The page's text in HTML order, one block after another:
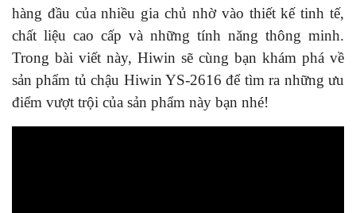
hàng đầu của nhiều gia chủ nhờ vào thiết kế tinh tế,
chất liệu cao cấp và những tính năng thông minh.
Trong bài viết này, Hiwin sẽ cùng bạn khám phá về
sản phẩm tủ chậu Hiwin YS-2616 để tìm ra những ưu
điểm vượt trội của sản phẩm này bạn nhé!